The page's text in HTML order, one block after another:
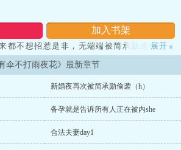
加入书架
都不想招惹是非，无端端被简承勋这个顶级
抗还是反抗。直到有一天，简承勋的未婚妻
承勋关在房间里逃不出去，眼睁睁看着家人
狠地捅了他一刀。简承勋因失血过多而倒下
，看你还怎么逃出我的手掌心？”雨夜花，是
随着风雨飘摇落入风尘的女子。简承勋的未
们俩的订婚仪式完成后被她找到文漱玉，bi
文漱玉忍无可忍，血淋淋的一巴掌狠狠扇在
展开 »
有伞不打雨夜花》最新章节
新婚夜再次被简承勋偷袭（h）
备孕就是告诉所有人正在被内she
合法夫妻day1